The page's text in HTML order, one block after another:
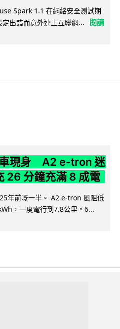
Spark 1.1 在網絡安全測試期
出錯而意外連上互聯網...
閱讀
現身 A2 e-tron 迷
分鐘充滿 8 成電
年前嘅一半。 A2 e-tron 風阻低
，一度電行到7.8公里。6...